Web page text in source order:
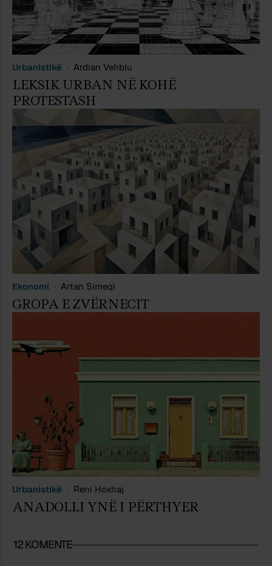
Urbanistikë Ardian Vehbiu
LEKSIK URBAN NË KOHË
PROTESTASH
Ekonomi Artan Simeqi
GROPA E ZVËRNECIT
Urbanistikë Reni Hoxhaj
ANADOLLI YNË I PËRTHYER
12 KOMENTE